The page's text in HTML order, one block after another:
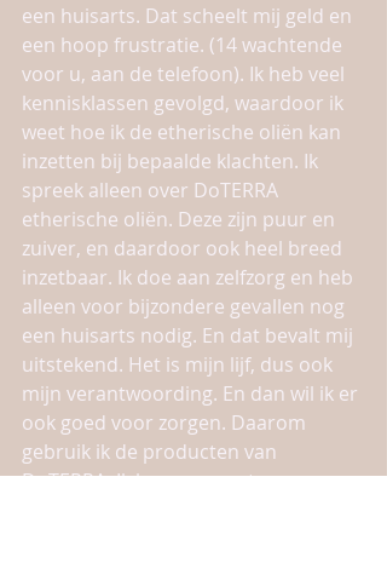
een huisarts. Dat scheelt mij geld en
een hoop frustratie. (14 wachtende
voor u, aan de telefoon). Ik heb veel
kennisklassen gevolgd, waardoor ik
weet hoe ik de etherische oliën kan
inzetten bij bepaalde klachten. Ik
spreek alleen over DoTERRA
etherische oliën. Deze zijn puur en
zuiver, en daardoor ook heel breed
inzetbaar. Ik doe aan zelfzorg en heb
alleen voor bijzondere gevallen nog
een huisarts nodig. En dat bevalt mij
uitstekend. Het is mijn lijf, dus ook
mijn verantwoording. En dan wil ik er
ook goed voor zorgen. Daarom
gebruik ik de producten van
DoTERRA. Ik ben puur natuur en zo